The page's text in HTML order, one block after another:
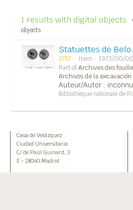
1 results with digital objects
objects
Statuettes de Belo.
2757 Item
1973/00/00
Part ofArchives des
Archivos de la excavación
Auteur/Autor :
Bibliothèque nationale de
Casa de Velázquez
Ciudad Universitaria
C/ de Paul Guinard, 3
E - 28040 Madrid